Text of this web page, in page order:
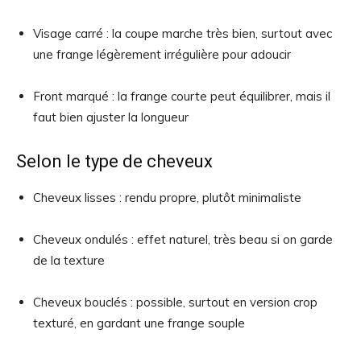
Visage carré : la coupe marche très bien, surtout avec
une frange légèrement irrégulière pour adoucir
Front marqué : la frange courte peut équilibrer, mais il
faut bien ajuster la longueur
Selon le type de cheveux
Cheveux lisses : rendu propre, plutôt minimaliste
Cheveux ondulés : effet naturel, très beau si on garde
de la texture
Cheveux bouclés : possible, surtout en version crop
texturé, en gardant une frange souple